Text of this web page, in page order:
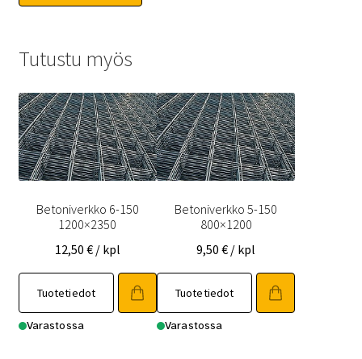
Tutustu myös
Betoniverkko 6-150
1200×2350
12,50 € / kpl
Tuotetiedot
Varastossa
Betoniverkko 5-150
800×1200
9,50€ / kpl
Tuotetiedot
Varastossa